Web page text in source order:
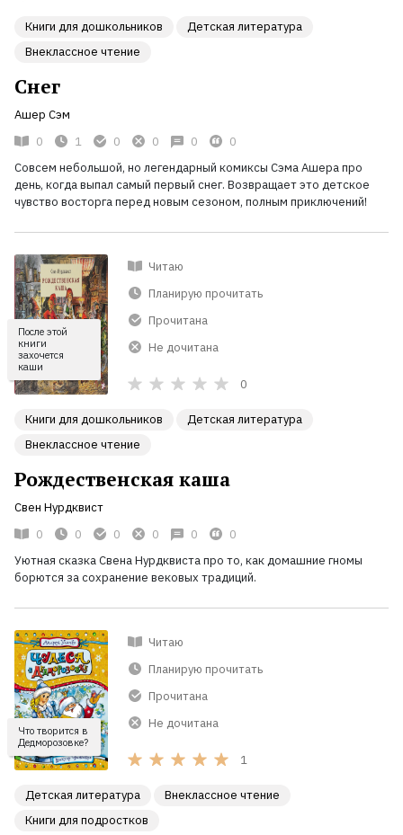
Книги для дошкольников
Детская литература
Внеклассное чтение
Снег
Ашер Сэм
0
1 0 0 0
0
Совсем небольшой, но легендарный комиксы Сэма Ашера про
день, когда выпал самый первый снег. Возвращает это детское
чувство восторга перед новым сезоном, полным приключений!
После этой
книги
захочется
каши
Читаю
Планирую прочитать
Прочитана
Не дочитана
0
Книги для дошкольников
Детская литература
Внеклассное чтение
Рождественская каша
Свен Нурдквист
0
0 0 0 0
0
Уютная сказка Свена Нурдквиста про то, как домашние гномы
борются за сохранение вековых традиций.
Что творится в
Дедморозовке?
Читаю
Планирую прочитать
Прочитана
Не дочитана
1
Детская литература
Внеклассное чтение
Книги для подростков